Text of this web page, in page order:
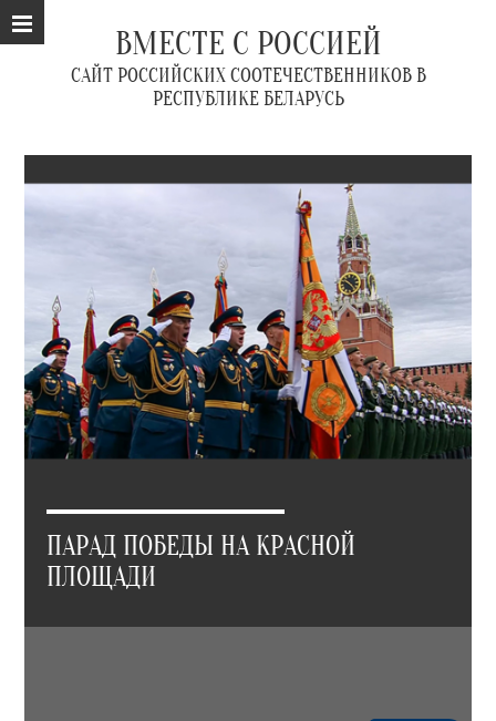
ВМЕСТЕ С РОССИЕЙ
САЙТ РОССИЙСКИХ СООТЕЧЕСТВЕННИКОВ В
РЕСПУБЛИКЕ БЕЛАРУСЬ
ПАРАД ПОБЕДЫ НА КРАСНОЙ
ПЛОЩАДИ